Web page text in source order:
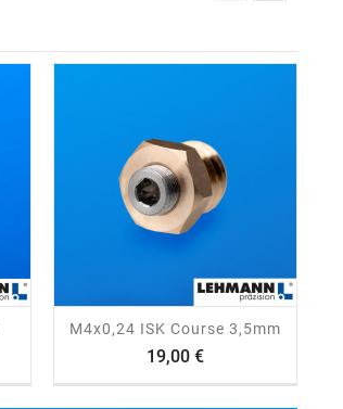
visibility
M4x0,24 ISK Course 3,5mm
19,00 €Prix